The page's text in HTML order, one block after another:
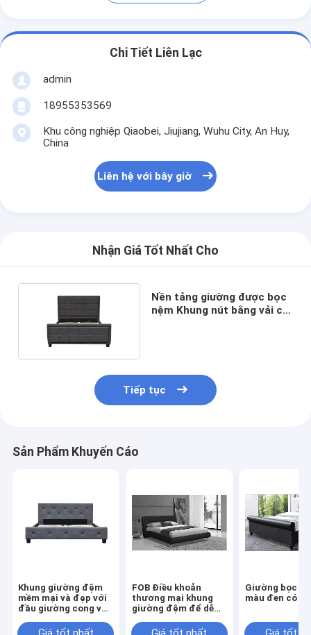
Chi Tiết Liên Lạc
admin
18955353569
Khu công nghiệp Qiaobei, Jiujiang, Wuhu City, An Huy,
China
Liên hệ với bây giờ
Nhận Giá Tốt Nhất Cho
Nền tảng giường được bọc
nệm Khung nút bằng vải có
Tiếp tục
Sản Phẩm Khuyến Cáo
Khung giường đệm
mềm mại và đẹp với
đầu giường cong và
FOB Điều khoản
thương mại khung
giường đệm để dễ
thanh toán cho bạn
Giường bọc
màu đen có